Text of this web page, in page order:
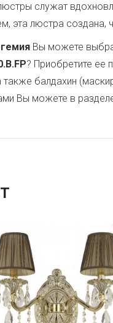
служат
эта люстра создана,
Вы можете
? Приобретите ее
балдахин
Вы можете в